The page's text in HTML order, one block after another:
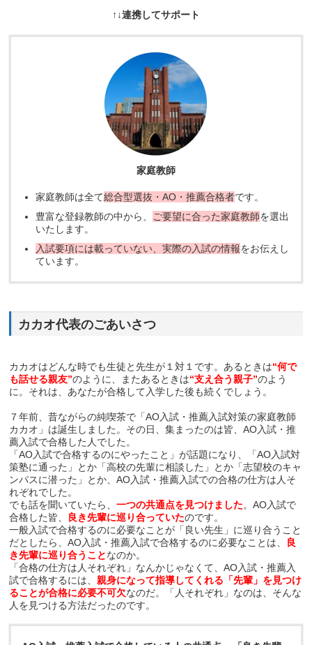
↑↓連携してサポート
家庭教師
家庭教師は全て総合型選抜・AO・推薦合格者です。
豊富な登録教師の中から、 ご要望に合った家庭教師を選出
いたします。
入試要項には載っていない、実際の入試の情報をお伝えし
ています。
カカオ代表のごあいさつ
カカオはどんな時でも生徒と先生が１対１です。あるときは“何で
も話せる親友”のように、またあるときは“支え合う親子”のよう
に。それは、あなたが合格して入学した後も続くでしょう。
７年前、昔ながらの純喫茶で「AO入試・推薦入試対策の家庭教師
カカオ」は誕生しました。その日、集まったのは皆、AO入試・推
薦入試で合格した人でした。
「AO入試で合格するのにやったこと」が話題になり、「AO入試対
策塾に通った」とか「高校の先輩に相談した」とか「志望校のキャ
ンパスに潜った」とか、AO入試・推薦入試での合格の仕方は人そ
れぞれでした。
でも話を聞いていたら、一つの共通点を見つけました。AO入試で
合格した皆、 良き先輩に巡り合っていたのです。
一般入試で合格するのに必要なことが「良い先生」に巡り合うこと
だとしたら、AO入試・推薦入試で合格するのに必要なことは、 良
き先輩に巡り合うことなのか。
「合格の仕方は人それぞれ」なんかじゃなくて、AO入試・推薦入
試で合格するには、親身になって指導してくれる「先輩」を見つけ
ることが合格に必要不可欠なのだ。「人それぞれ」なのは、そんな
人を見つける方法だったのです。